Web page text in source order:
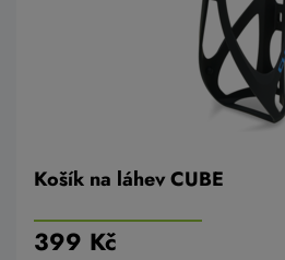
Košík na láhev CUBE
399 Kč